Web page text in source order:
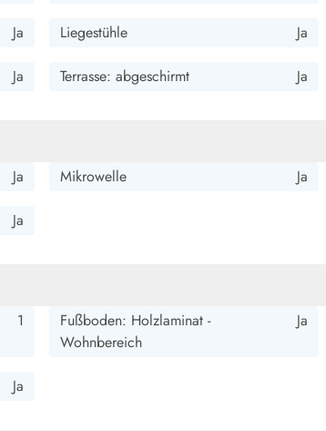
Ja Liegestühle Ja
Ja Terrasse: abgeschirmt Ja
Ja Mikrowelle Ja
Ja
1
Fußboden: Holzlaminat -
Wohnbereich
Ja
Ja